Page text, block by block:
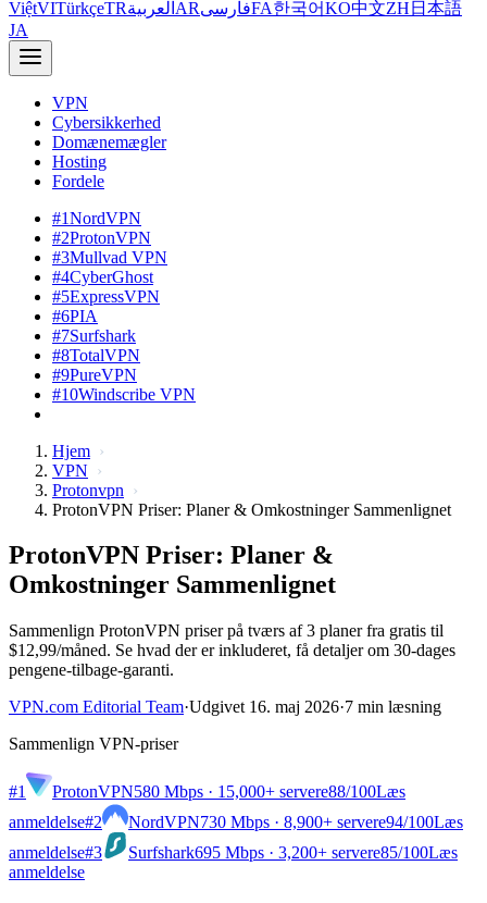
ViệtVITürkçeTRالعربية ARفارسیFA한국어KO中文ZH 日本語
JA
VPN
Cybersikkerhed
Domænemægler
Hosting
Fordele
#1NordVPN
#2ProtonVPN
#3Mullvad VPN
#4CyberGhost
#5ExpressVPN
#6PIA
#7Surfshark
#8TotalVPN
#9PureVPN
#10Windscribe VPN
Hjem
VPN
Protonvpn
ProtonVPN Priser: Planer & Omkostninger Sammenlignet
ProtonVPN Priser: Planer &
Omkostninger Sammenlignet
Sammenlign ProtonVPN priser på tværs af 3 planer fra gratis til
$12,99/måned. Se hvad der er inkluderet, få detaljer om 30-dages
pengene-tilbage-garanti.
VPN.com Editorial Team·Udgivet 16. maj 2026·7 min læsning
Sammenlign VPN-priser
#1 ProtonVPN580 Mbps · 15,000+ servere88/100Læs
anmeldelse#2 NordVPN730 Mbps · 8,900+ servere94/100Læs
anmeldelse#3 Surfshark695 Mbps · 3,200+ servere85/100Læs
anmeldelse